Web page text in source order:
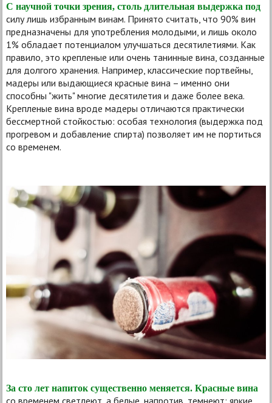
С научной точки зрения, столь длительная выдержка под
силу лишь избранным винам. Принято считать, что 90% вин
предназначены для употребления молодыми, и лишь около
1% обладает потенциалом улучшаться десятилетиями. Как
правило, это крепленые или очень танинные вина, созданные
для долгого хранения. Например, классические портвейны,
мадеры или выдающиеся красные вина – именно они
способны "жить" многие десятилетия и даже более века.
Крепленые вина вроде мадеры отличаются практически
бессмертной стойкостью: особая технология (выдержка под
прогревом и добавление спирта) позволяет им не портиться
со временем.
За сто лет напиток существенно меняется. Красные вина
со временем светлеют, а белые, напротив, темнеют; яркие